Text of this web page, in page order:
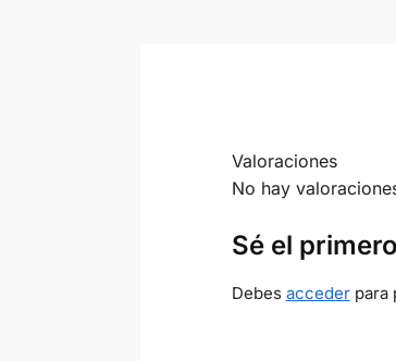
Valoraciones
No hay
Sé el
Debes accederpara